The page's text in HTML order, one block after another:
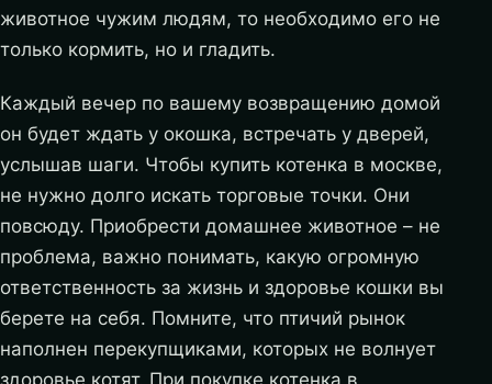
животное чужим людям, то необходимо его не
только кормить, но и гладить.
Каждый вечер по вашему возвращению домой
он будет ждать у окошка, встречать у дверей,
услышав шаги. Чтобы купить котенка в москве,
не нужно долго искать торговые точки. Они
повсюду. Приобрести домашнее животное – не
проблема, важно понимать, какую огромную
ответственность за жизнь и здоровье кошки вы
берете на себя. Помните, что птичий рынок
наполнен перекупщиками, которых не волнует
здоровье котят. При покупке котенка в